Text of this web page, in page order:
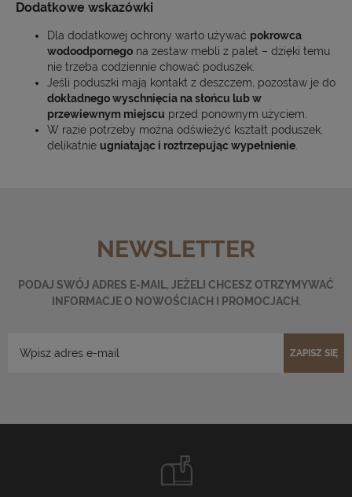
Dodatkowe wskazówki
Dla dodatkowej ochrony warto używać pokrowca
wodoodpornego na zestaw mebli z palet – dzięki temu
nie trzeba codziennie chować poduszek.
Jeśli poduszki mają kontakt z deszczem, pozostaw je do
dokładnego wyschnięcia na słońcu lub w
przewiewnym miejscu przed ponownym użyciem.
W razie potrzeby można odświeżyć kształt poduszek,
delikatnie ugniatając i roztrzepując wypełnienie
NEWSLETTER
PODAJ SWÓJ ADRES E-MAIL, JEŻELI CHCESZ OTRZYMYWAĆ
INFORMACJE O NOWOŚCIACH I PROMOCJACH.
ZAPISZ SIĘ